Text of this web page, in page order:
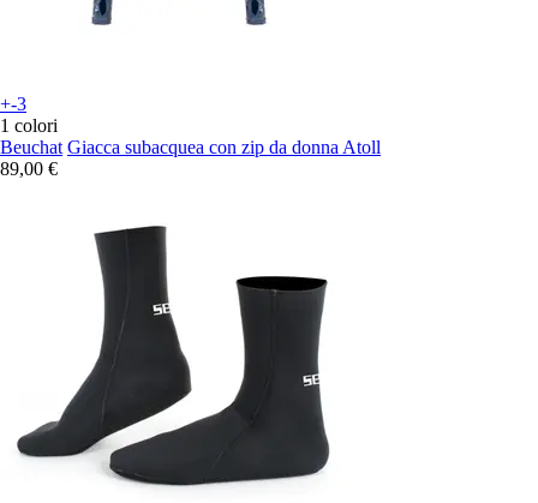
+-3
1 colori
Beuchat Giacca subacquea con zip da donna Atoll
89,00 €